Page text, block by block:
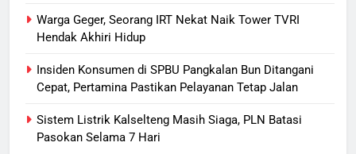
Warga Geger, Seorang IRT Nekat Naik Tower TVRI
Hendak Akhiri Hidup
Insiden Konsumen di SPBU Pangkalan Bun Ditangani
Cepat, Pertamina Pastikan Pelayanan Tetap Jalan
Sistem Listrik Kalselteng Masih Siaga, PLN Batasi
Pasokan Selama 7 Hari
8
Presiden Prabowo Minta Bahlil
Listrik di Kalsel-Teng
NUSANTARA
1
Mahasiswa UPR Titip Tujuh